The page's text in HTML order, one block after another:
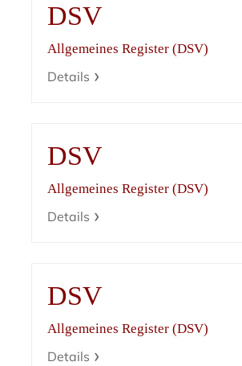
DSV
Allgemeines Register (DSV)
Details
DSV
Allgemeines Register (DSV)
Details
DSV
Allgemeines Register (DSV)
Details